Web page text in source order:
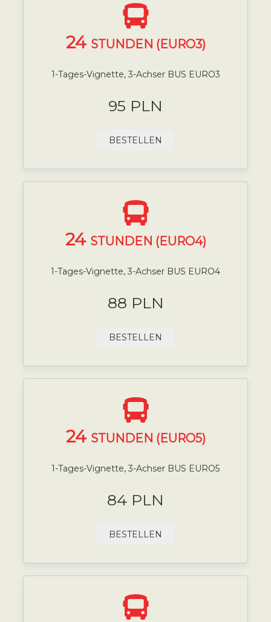
24 STUNDEN (EURO3)
1-Tages-Vignette, 3-Achser BUS EURO3
95 PLN
BESTELLEN
24 STUNDEN (EURO4)
1-Tages-Vignette, 3-Achser BUS EURO4
88 PLN
BESTELLEN
24 STUNDEN (EURO5)
1-Tages-Vignette, 3-Achser BUS EURO5
84 PLN
BESTELLEN